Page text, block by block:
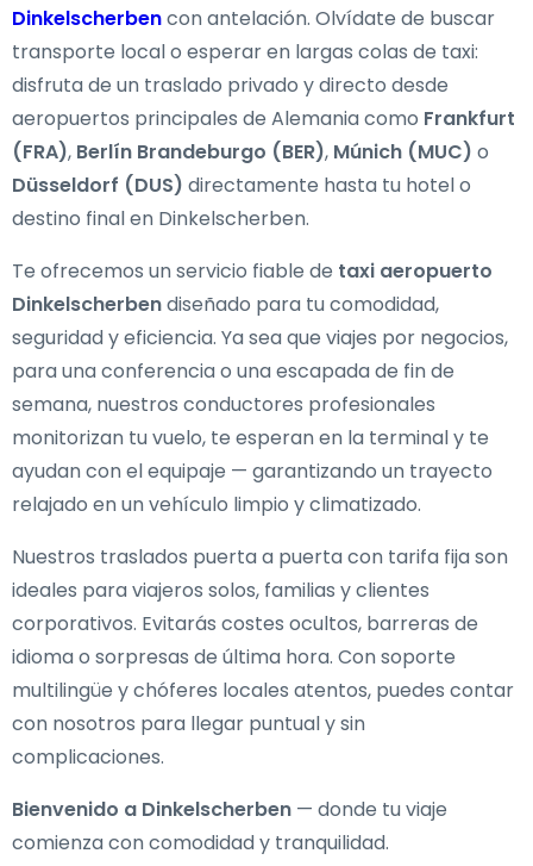
Dinkelscherbencon antelación. Olvídate de buscar
transporte local o esperar en largas colas de taxi:
disfruta de un traslado privado y directo desde
aeropuertos principales de Alemania como Frankfurt
(FRA), Berlín Brandeburgo (BER), Múnich (MUC) o
Düsseldorf (DUS) directamente hasta tu hotel o
destino final en Dinkelscherben.
Te ofrecemos un servicio fiable de taxi aeropuerto
Dinkelscherbendiseñado para tu comodidad,
seguridad y eficiencia. Ya sea que viajes por negocios,
para una conferencia o una escapada de fin de
semana, nuestros conductores profesionales
monitorizan tu vuelo, te esperan en la terminal y te
ayudan con el equipaje — garantizando un trayecto
relajado en un vehículo limpio y climatizado.
Nuestros traslados puerta a puerta con tarifa fija son
ideales para viajeros solos, familias y clientes
corporativos. Evitarás costes ocultos, barreras de
idioma o sorpresas de última hora. Con soporte
multilingüe y chóferes locales atentos, puedes contar
con nosotros para llegar puntual y sin
complicaciones.
Bienvenido a Dinkelscherben — donde tu viaje
comienza con comodidad y tranquilidad.